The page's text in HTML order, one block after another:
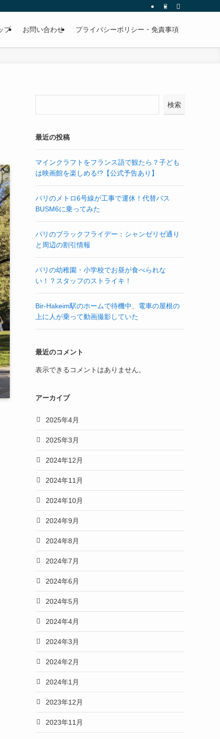
プ お問い合わせ プライバシーポリシー・免責事項
検索
最近の投稿
マインクラフトをフランス語で観たら？子ども
は映画館を楽しめる!?【公式予告あり】
パリのメトロ6号線が工事で運休！代替バス
BUSM6に乗ってみた
パリのブラックフライデー：シャンゼリゼ通り
と周辺の割引情報
パリの幼稚園・小学校でお昼が食べられな
い！？スタッフのストライキ！
Bir-Hakeim駅のホームで待機中、電車の屋根の
上に人が乗って動画撮影していた
最近のコメント
表示できるコメントはありません。
アーカイブ
2025年4月
2025年3月
2024年12月
2024年11月
2024年10月
2024年9月
2024年8月
2024年7月
2024年6月
2024年5月
2024年4月
2024年3月
2024年2月
2024年1月
2023年12月
2023年11月